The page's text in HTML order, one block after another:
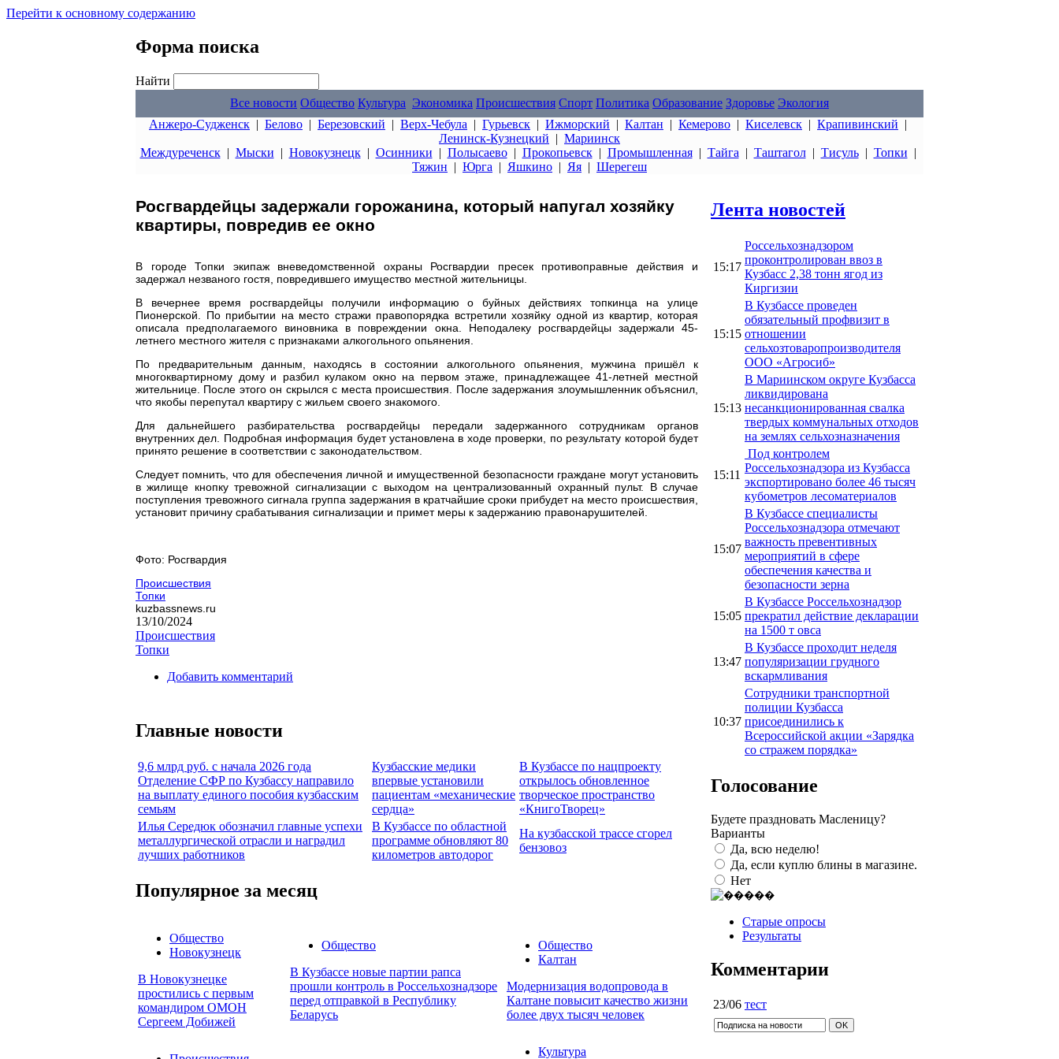
Перейти к основному содержанию
Форма поиска
Найти
Все новости Общество Культура Экономика Происшествия Спорт Политика Образование Здоровье Экология
Анжеро-Судженск | Белово | Березовский | Верх-Чебула | Гурьевск | Ижморский | Калтан | Кемерово | Киселевск | Крапивинский |
Ленинск-Кузнецкий | Мариинск
Междуреченск| Мыски | Новокузнецк| Осинники | Полысаево| Прокопьевск| Промышленная| Тайга | Таштагол| Тисуль| Топки |
Тяжин | Юрга | Яшкино | Яя | Шерегеш
Росгвардейцы задержали горожанина, который напугал хозяйку
квартиры, повредив ее окно
В городе Топки экипаж вневедомственной охраны Росгвардии пресек противоправные действия и
задержал незваного гостя, повредившего имущество местной жительницы.
В вечернее время росгвардейцы получили информацию о буйных действиях топкинца на улице
Пионерской. По прибытии на место стражи правопорядка встретили хозяйку одной из квартир, которая
описала предполагаемого виновника в повреждении окна. Неподалеку росгвардейцы задержали 45-
летнего местного жителя с признаками алкогольного опьянения.
По предварительным данным, находясь в состоянии алкогольного опьянения, мужчина пришёл к
многоквартирному дому и разбил кулаком окно на первом этаже, принадлежащее 41-летней местной
жительнице. После этого он скрылся с места происшествия. После задержания злоумышленник объяснил,
что якобы перепутал квартиру с жильем своего знакомого.
Для дальнейшего разбирательства росгвардейцы передали задержанного сотрудникам органов
внутренних дел. Подробная информация будет установлена в ходе проверки, по результату которой будет
принято решение в соответствии с законодательством.
Следует помнить, что для обеспечения личной и имущественной безопасности граждане могут установить
в жилище кнопку тревожной сигнализации с выходом на централизованный охранный пульт. В случае
поступления тревожного сигнала группа задержания в кратчайшие сроки прибудет на место происшествия,
установит причину срабатывания сигнализации и примет меры к задержанию правонарушителей.
Фото: Росгвардия
Происшествия
Топки
kuzbassnews.ru
13/10/2024
Происшествия
Топки
Добавить комментарий
Главные новости
9,6 млрд руб. с начала 2026 года
Отделение СФР по Кузбассу направило
на выплату единого пособия кузбасским
семьям
Кузбасские медики
впервые установили
пациентам «механические
сердца»
В Кузбассе по нацпроекту
открылось обновленное
творческое пространство
«КнигоТворец»
Илья Середюк обозначил главные успехи
металлургической отрасли и наградил
лучших работников
В Кузбассе по областной
программе обновляют 80
километров автодорог
На кузбасской трассе сгорел
бензовоз
Популярное за месяц
Общество
Новокузнецк
В Новокузнецке
простились с первым
командиром ОМОН
Сергеем Добижей
Общество
В Кузбассе новые партии рапса
прошли контроль в Россельхознадзоре
перед отправкой в Республику
Беларусь
Общество
Калтан
Модернизация водопровода в
Калтане повысит качество жизни
более двух тысяч человек
Культура
Лента новостей
15:17
Россельхознадзором
проконтролирован ввоз в
Кузбасс 2,38 тонн ягод из
Киргизии
15:15
В Кузбассе проведен
обязательный профвизит в
отношении
сельхозтоваропроизводителя
ООО «Агросиб»
15:13
В Мариинском округе Кузбасса
ликвидирована
несанкционированная свалка
твердых коммунальных отходов
на землях сельхозназначения
15:11
Под контролем
Россельхознадзора из Кузбасса
экспортировано более 46 тысяч
кубометров лесоматериалов
15:07
В Кузбассе специалисты
Россельхознадзора отмечают
важность превентивных
мероприятий в сфере
обеспечения качества и
безопасности зерна
15:05
В Кузбассе Россельхознадзор
прекратил действие декларации
на 1500 т овса
13:47
В Кузбассе проходит неделя
популяризации грудного
вскармливания
10:37
Сотрудники транспортной
полиции Кузбасса
присоединились к
Всероссийской акции «Зарядка
со стражем порядка»
Голосование
Будете праздновать Масленицу?
Варианты
Да, всю неделю!
Да, если куплю блины в магазине.
Нет
Старые опросы
Результаты
Комментарии
23/06 тест